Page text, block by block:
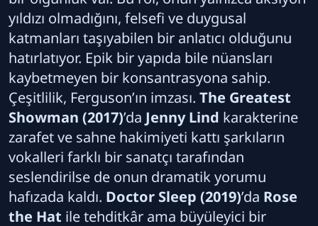
yıldızı olmadığını, felsefi ve duygusal
katmanları taşıyabilen bir anlatıcı olduğunu
hatırlatıyor. Epik bir yapıda bile nüansları
kaybetmeyen bir konsantrasyona sahip.
Çeşitlilik, Ferguson’ın imzası. The Greatest
Showman (2017)’da Jenny Lind karakterine
zarafet ve sahne hakimiyeti kattı şarkıların
vokalleri farklı bir sanatçı tarafından
seslendirilse de onun dramatik yorumu
hafızada kaldı. Doctor Sleep (2019)’da Rose
the Hat ile tehditkâr ama büyüleyici bir